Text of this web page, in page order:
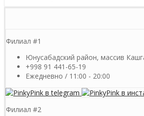
Филиал #1
Юнусабадский район, массив
+998 91 441-65-19
Ежедневно / 11:00 - 20:00
Филиал #2